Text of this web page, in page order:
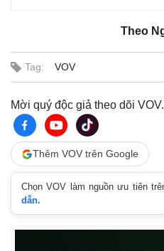
Theo
Tag: VOV
Mời quý độc giả theo dõi
Thêm VOV trên Google
Chọn VOV làm nguồn ưu tiên
dẫn.